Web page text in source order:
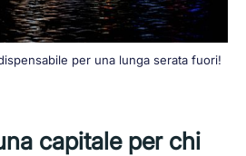
per una lunga serata fuori!
capitale per chi